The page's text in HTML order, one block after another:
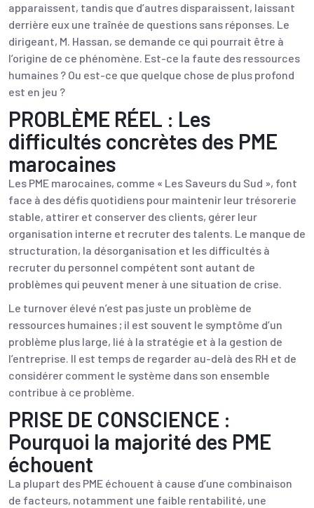
apparaissent, tandis que d’autres disparaissent, laissant
derrière eux une traînée de questions sans réponses. Le
dirigeant, M. Hassan, se demande ce qui pourrait être à
l’origine de ce phénomène. Est-ce la faute des ressources
humaines ? Ou est-ce que quelque chose de plus profond
est en jeu ?
PROBLÈME RÉEL : Les
difficultés concrètes des PME
marocaines
Les PME marocaines, comme « Les Saveurs du Sud », font
face à des défis quotidiens pour maintenir leur trésorerie
stable, attirer et conserver des clients, gérer leur
organisation interne et recruter des talents. Le manque de
structuration, la désorganisation et les difficultés à
recruter du personnel compétent sont autant de
problèmes qui peuvent mener à une situation de crise.
Le turnover élevé n’est pas juste un problème de
ressources humaines ; il est souvent le symptôme d’un
problème plus large, lié à la stratégie et à la gestion de
l’entreprise. Il est temps de regarder au-delà des RH et de
considérer comment le système dans son ensemble
contribue à ce problème.
PRISE DE CONSCIENCE :
Pourquoi la majorité des PME
échouent
La plupart des PME échouent à cause d’une combinaison
de facteurs, notamment une faible rentabilité, une